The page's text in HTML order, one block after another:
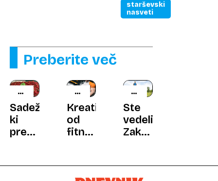
starševski
nasveti
Preberite več
ZDRAVO
SADJE
Sadež,
ki
prevara
zdravi
NOVA
SPOZNANJA
Kreatin:
od
fitnes
orožja
ODKRITJE
ZNANSTVENIKOV
Ste
vedeli?
Zakaj
staranjem